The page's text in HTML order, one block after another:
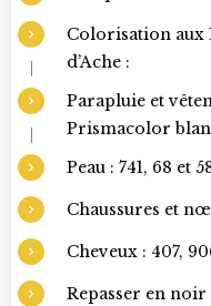
Colorisation aux
d’Ache :
Parapluie et
Prismacolor
Peau : 741, 68 et
Chaussures et
Cheveux : 407,
Repasser en noir